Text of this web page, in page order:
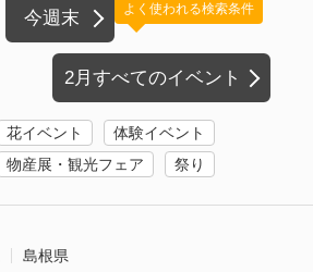
今週末
2月すべてのイベント
よく使われる検索条件
花イベント
体験イベント
物産展・観光フェア
祭り
島根県